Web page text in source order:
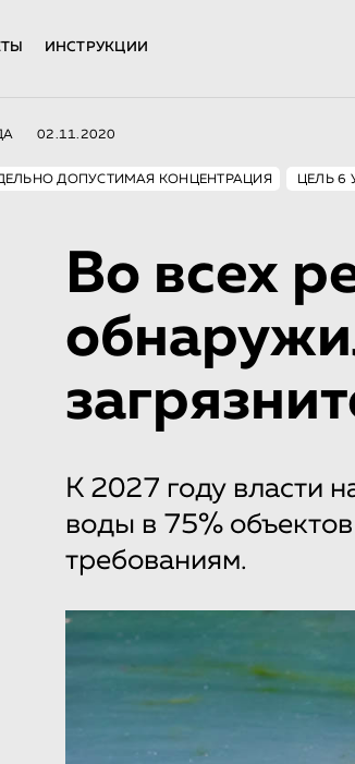
ИНСТРУКЦИИ
02.11.2020
ДОПУСТИМАЯ КОНЦЕНТРАЦИЯ ЦЕЛЬ 6
Во всех
К 2027 году власти
воды в 75%
требованиям.